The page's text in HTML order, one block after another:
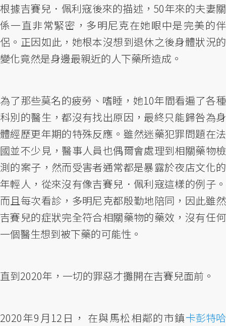
根據吉賽兒．佩利寇後來的描述，50年來的夫妻關
係一直非常緊密，多明尼克在她眼中是完美的伴
侶。正因如此，她根本沒想到退休之後身體狀況的
變化竟然是身邊最親近的人下藥所造成。
為了那些莫名的疲勞、嗜睡，她10年間看遍了各種
科別的醫生，都沒有找出原因，最終只能歸咎為身
體經歷更年期的特殊反應。雖然迷藥犯罪問題在法
國並不少見，醫事人員也偶爾會處理到相關藥物檢
測的案子，然而受害者通常都是暴露於夜店文化的
年輕人，從來沒有像吉賽兒．佩利寇這樣的例子。
而且每次看診，多明尼克都殷勤地陪同，因此雖然
吉賽兒的症狀完全符合相關藥物的藥效，沒有任何
一個醫生想到被下藥的可能性。
直到2020年，一切的罪惡才攤開在吉賽兒面前。
2020年9月12日， 在與馬松相鄰的市鎮卡彭特哈